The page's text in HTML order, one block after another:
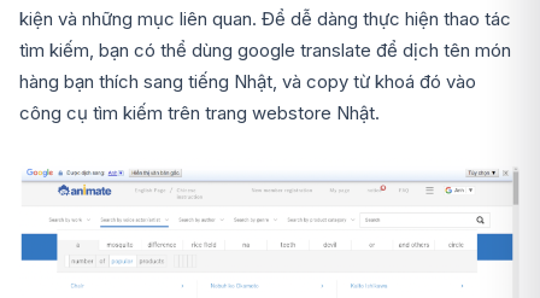
kiện và những mục liên quan. Để dễ dàng thực hiện thao tác
tìm kiếm, bạn có thể dùng google translate để dịch tên món
hàng bạn thích sang tiếng Nhật, và copy từ khoá đó vào
công cụ tìm kiếm trên trang webstore Nhật.